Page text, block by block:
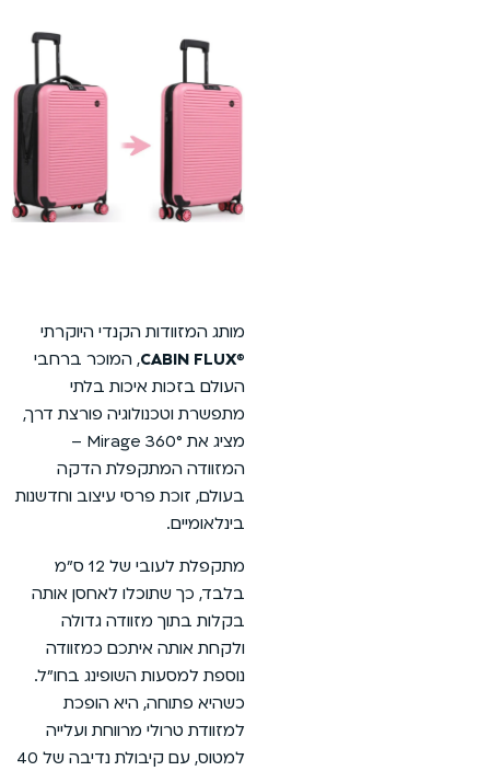
מותג המזוודות הקנדי היוקרתי
®
CABIN FLUX, המוכר ברחבי
העולם בזכות איכות בלתי
מתפשרת וטכנולוגיה פורצת דרך,
מציג את Mirage 360° –
המזוודה המתקפלת הדקה
בעולם, זוכת פרסי עיצוב וחדשנות
בינלאומיים.
מתקפלת לעובי של 12 ס”מ
בלבד, כך שתוכלו לאחסן אותה
בקלות בתוך מזוודה גדולה
ולקחת אותה איתכם כמזוודה
נוספת למסעות השופינג בחו”ל.
כשהיא פתוחה, היא הופכת
למזוודת טרולי מרווחת ועלייה
למטוס, עם קיבולת נדיבה של 40